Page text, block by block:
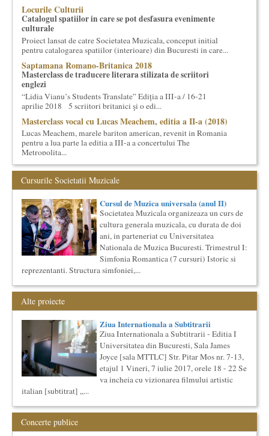
Locurile Culturii
Catalogul spatiilor in care se pot desfasura evenimente
culturale
Proiect lansat de catre Societatea Muzicala, conceput initial
pentru catalogarea spatiilor (interioare) din Bucuresti in care...
Saptamana Romano-Britanica 2018
Masterclass de traducere literara stilizata de scriitori
englezi
“Lidia Vianu’s Students Translate” Ediția a III-a / 16-21
aprilie 2018 5 scriitori britanici şi o edi...
Masterclass vocal cu Lucas Meachem, editia a II-a (2018)
Lucas Meachem, marele bariton american, revenit in Romania
pentru a lua parte la editia a III-a a concertului The
Metropolita...
Cursul de Literatura universala: Marile texte literare ale
umanitatii
Societatea Muzicala organizeaza un curs de literatura
universala: „Marile texte si marile batalii culturale”. Este un
cu...
Cursul de Teatru universal
Societatea Muzicala organizeaza un curs de cultura generala
teatrala, de nivel academic, in parteneriat cu Universitatea
Nati...
The Fever
By Wallace Shawn, with Simona Maicanescu
The Fever de Wallace Shawn, one-woman show cu Simona
Maicanescu, in engleza, supratitrat in romana; Spectacolul de
inchidere ...
Cursul de Sociologie
Societatea Muzicala organizeaza un curs de Sociologie, in
parteneriat cu Facultatea de Sociologie si Asistenta Sociala a
Univ...
Ziua Internationala a Subtitrarii
Ziua Internationala a Subtitrarii - Editia I Universitatea din
Cursul de Cinematografie universala: Marile capodopere
si marii realizatori (anul II)
Cursurile Societatii Muzicale
Cursul de Muzica universala (anul II)
Societatea Muzicala organizeaza un curs de
cultura generala muzicala, cu durata de doi
ani, in parteneriat cu Universitatea
Nationala de Muzica Bucuresti. Trimestrul I:
Simfonia Romantica (7 cursuri) Istoric si
reprezentanti. Structura simfoniei,...
Alte proiecte
Ziua Internationala a Subtitrarii
Ziua Internationala a Subtitrarii - Editia I
Universitatea din Bucuresti, Sala James
Joyce [sala MTTLC] Str. Pitar Mos nr. 7-13,
etajul 1 Vineri, 7 iulie 2017, orele 18 - 22 Se
va incheia cu vizionarea filmului artistic
italian [subtitrat] „...
Concerte publice